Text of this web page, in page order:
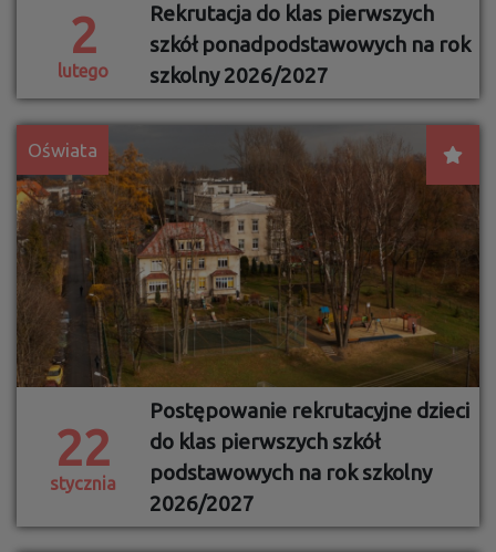
2
lutego
Rekrutacja do klas pierwszych
szkół ponadpodstawowych na rok
szkolny 2026/2027
22
stycznia
Postępowanie rekrutacyjne dzieci
do klas pierwszych szkół
podstawowych na rok szkolny
2026/2027
Oświata